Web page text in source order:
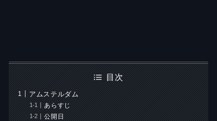
目次
アムステルダム
あらすじ
公開日